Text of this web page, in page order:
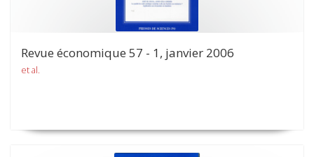
Revue économique 57 - 1, janvier 2006
et al.